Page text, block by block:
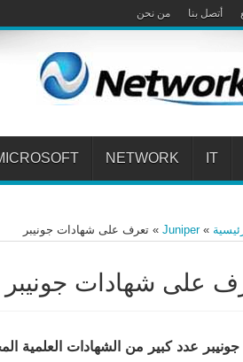
أتصل بنا من نحن
IT
NETWORK
»
Juniper
»تعرف على شهادات جونيبر
على شهادات جونيبر
جونيبر عدد كبير من الشهادات العلمية